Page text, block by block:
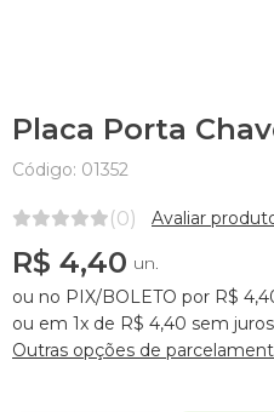
Placa Porta
Código: 01352
(0) Avaliar
R$ 4,40 un.
ou no PIX/BOLETO por R$
ou em 1x de R$ 4,40 sem juros
Outras opções de